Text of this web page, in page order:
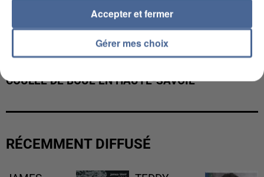
COULÉE DE BOUE EN HAUTE-SAVOIE
RÉCEMMENT DIFFUSÉ
Gérer mes choix
Accepter et fermer